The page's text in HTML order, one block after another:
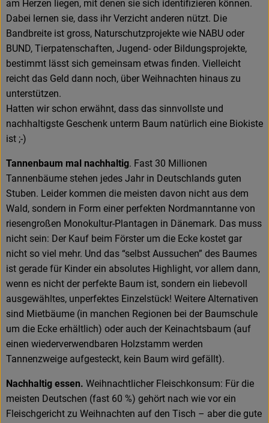
am Herzen liegen, mit denen sie sich identifizieren können.
Dabei lernen sie, dass ihr Verzicht anderen nützt. Die
Bandbreite ist gross, Naturschutzprojekte wie NABU oder
BUND, Tierpatenschaften, Jugend- oder Bildungsprojekte,
bestimmt lässt sich gemeinsam etwas finden. Vielleicht
reicht das Geld dann noch, über Weihnachten hinaus zu
unterstützen.
Hatten wir schon erwähnt, dass das sinnvollste und
nachhaltigste Geschenk unterm Baum natürlich eine Biokiste
ist ;-)
Tannenbaum mal nachhaltig. Fast 30 Millionen
Tannenbäume stehen jedes Jahr in Deutschlands guten
Stuben. Leider kommen die meisten davon nicht aus dem
Wald, sondern in Form einer perfekten Nordmanntanne von
riesengroßen Monokultur-Plantagen in Dänemark. Das muss
nicht sein: Der Kauf beim Förster um die Ecke kostet gar
nicht so viel mehr. Und das “selbst Aussuchen” des Baumes
ist gerade für Kinder ein absolutes Highlight, vor allem dann,
wenn es nicht der perfekte Baum ist, sondern ein liebevoll
ausgewähltes, unperfektes Einzelstück! Weitere Alternativen
sind Mietbäume (in manchen Regionen bei der Baumschule
um die Ecke erhältlich) oder auch der Keinachtsbaum (auf
einen wiederverwendbaren Holzstamm werden
Tannenzweige aufgesteckt, kein Baum wird gefällt).
Nachhaltig essen. Weihnachtlicher Fleischkonsum: Für die
meisten Deutschen (fast 60 %) gehört nach wie vor ein
Fleischgericht zu Weihnachten auf den Tisch – aber die gute